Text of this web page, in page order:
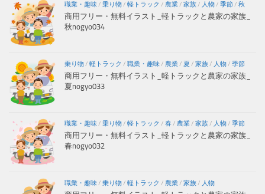
職業・趣味/ 乗り物/ 軽トラック / 農業/ 家族/ 人物/ 季節/ 秋
商用フリー・無料イラスト_軽トラックと農家の家族_
秋nogyo034
乗り物/ 軽トラック / 職業・趣味/ 農業/ 夏 / 家族/ 人物/ 季節
商用フリー・無料イラスト_軽トラックと農家の家族_
夏nogyo033
職業・趣味/ 乗り物/ 軽トラック / 春/ 農業/ 家族/ 人物/ 季節
商用フリー・無料イラスト_軽トラックと農家の家族_
春nogyo032
職業・趣味/ 乗り物/ 軽トラック / 農業/ 家族/ 人物